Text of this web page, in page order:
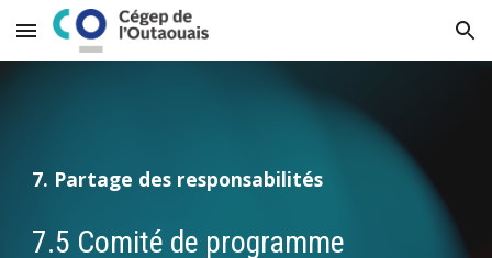
Skip to main content Skip to navigation
7. Partage des responsabilités
7.5 Comité de programme